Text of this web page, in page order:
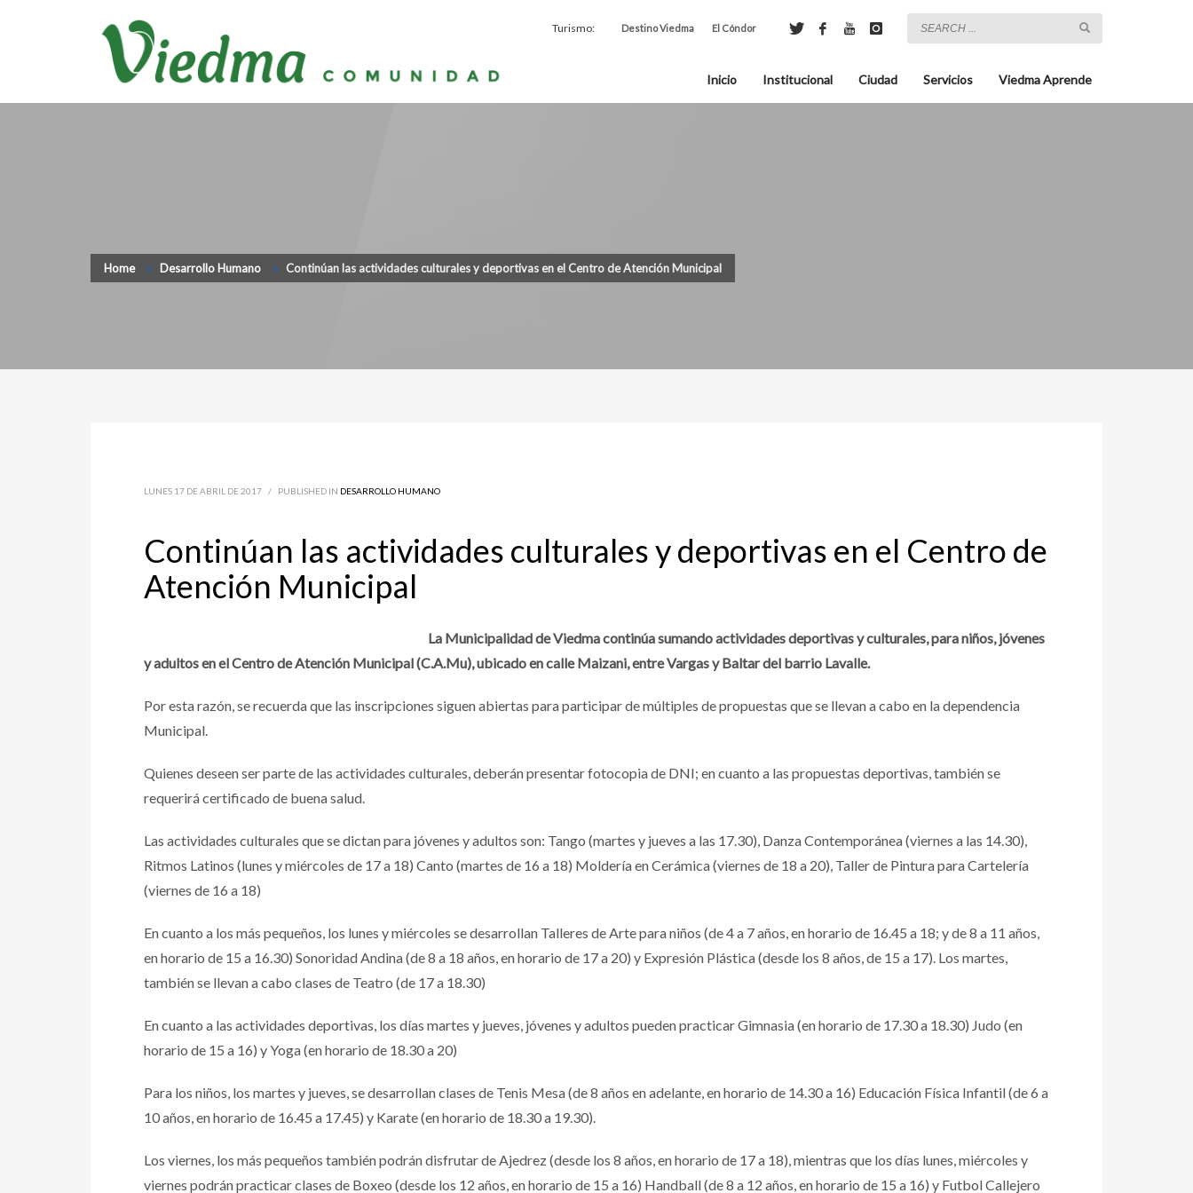
Turismo: Destino Viedma El Cóndor
Inicio Institucional Ciudad Servicios Viedma Aprende
Home Desarrollo Humano Continúan las actividades culturales y deportivas en el Centro de Atención Municipal
LUNES 17 DE ABRIL DE 2017 / PUBLISHED IN DESARROLLO HUMANO
Continúan las actividades culturales y deportivas en el Centro de
Atención Municipal
La Municipalidad de Viedma continúa sumando actividades deportivas y culturales, para niños, jóvenes
y adultos en el Centro de Atención Municipal (C.A.Mu), ubicado en calle Maizani, entre Vargas y Baltar del barrio Lavalle.
Por esta razón, se recuerda que las inscripciones siguen abiertas para participar de múltiples de propuestas que se llevan a cabo en la dependencia
Municipal.
Quienes deseen ser parte de las actividades culturales, deberán presentar fotocopia de DNI; en cuanto a las propuestas deportivas, también se
requerirá certificado de buena salud.
Las actividades culturales que se dictan para jóvenes y adultos son: Tango (martes y jueves a las 17.30), Danza Contemporánea (viernes a las 14.30),
Ritmos Latinos (lunes y miércoles de 17 a 18) Canto (martes de 16 a 18) Moldería en Cerámica (viernes de 18 a 20), Taller de Pintura para Cartelería
(viernes de 16 a 18)
En cuanto a los más pequeños, los lunes y miércoles se desarrollan Talleres de Arte para niños (de 4 a 7 años, en horario de 16.45 a 18; y de 8 a 11 años,
en horario de 15 a 16.30) Sonoridad Andina (de 8 a 18 años, en horario de 17 a 20) y Expresión Plástica (desde los 8 años, de 15 a 17). Los martes,
también se llevan a cabo clases de Teatro (de 17 a 18.30)
En cuanto a las actividades deportivas, los días martes y jueves, jóvenes y adultos pueden practicar Gimnasia (en horario de 17.30 a 18.30) Judo (en
horario de 15 a 16) y Yoga (en horario de 18.30 a 20)
Para los niños, los martes y jueves, se desarrollan clases de Tenis Mesa (de 8 años en adelante, en horario de 14.30 a 16) Educación Física Infantil (de 6 a
10 años, en horario de 16.45 a 17.45) y Karate (en horario de 18.30 a 19.30).
Los viernes, los más pequeños también podrán disfrutar de Ajedrez (desde los 8 años, en horario de 17 a 18), mientras que los días lunes, miércoles y
viernes podrán practicar clases de Boxeo (desde los 12 años, en horario de 15 a 16) Handball (de 8 a 12 años, en horario de 15 a 16) y Futbol Callejero